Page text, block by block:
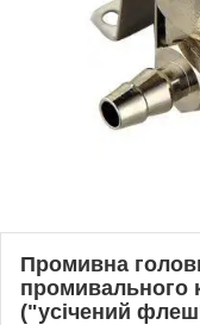
Промивна
промивального
("усічений